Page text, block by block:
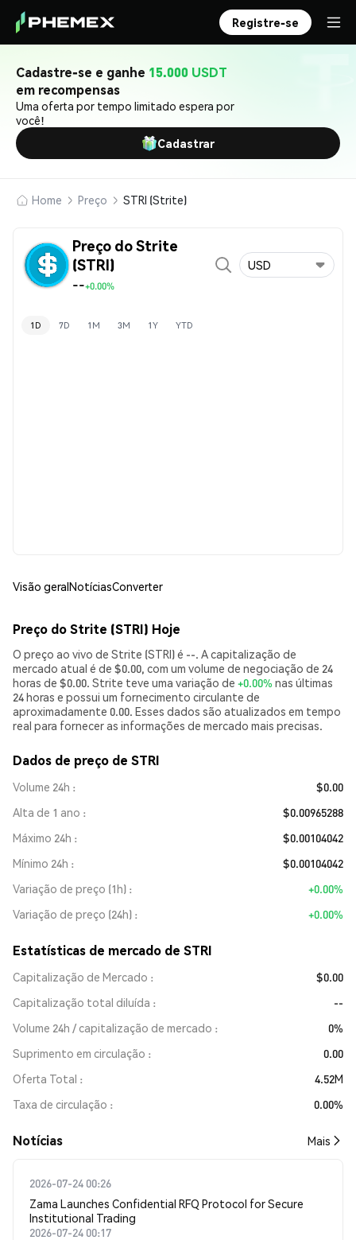
Registre-se
Cadastre-se e ganhe 15.000 USDT
em recompensas
Uma oferta por tempo limitado espera por
você!
Cadastrar
Home Preço STRI (Strite)
Preço do Strite
(STRI)
--+0.00%
USD
1D 7D 1M 3M 1Y YTD
Visão geralNotíciasConverter
Preço do Strite (STRI) Hoje
O preço ao vivo de Strite (STRI) é --. A capitalização de
mercado atual é de $0.00, com um volume de negociação de 24
horas de $0.00. Strite teve uma variação de +0.00% nas últimas
24 horas e possui um fornecimento circulante de
aproximadamente 0.00. Esses dados são atualizados em tempo
real para fornecer as informações de mercado mais precisas.
Dados de preço de STRI
Volume 24h
$0.00
Alta de 1 ano
$0.00965288
Máximo 24h
$0.00104042
Mínimo 24h
$0.00104042
Variação de preço (1h)
+0.00%
Variação de preço (24h)
+0.00%
Estatísticas de mercado de STRI
Capitalização de Mercado
$0.00
Capitalização total diluída
--
Volume 24h / capitalização de mercado
0%
Suprimento em circulação
0.00
Oferta Total
4.52M
Taxa de circulação
0.00%
​​Notícias​​ Mais
2026-07-24 00:26
Zama Launches Confidential RFQ Protocol for Secure
Institutional Trading
2026-07-24 00:17